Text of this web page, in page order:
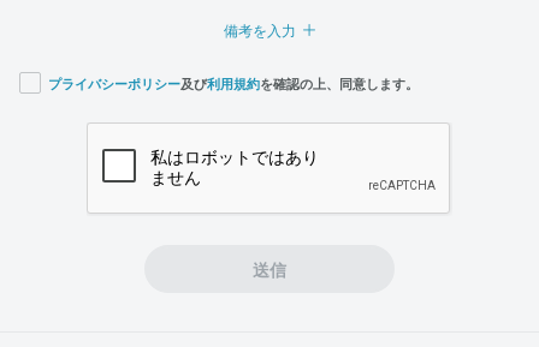
備考を入力
プライバシーポリシー及び利用規約を確認の上、同意します。
送信